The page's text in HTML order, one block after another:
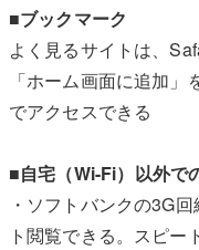
■ブックマーク
よく見るサイトは、
「ホーム画面に追加
でアクセスできる
■自宅（Wi-Fi）以外で
・ソフトバンクの3G
ト閲覧できる。スピー